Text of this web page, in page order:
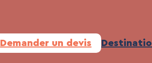
Demander un devis